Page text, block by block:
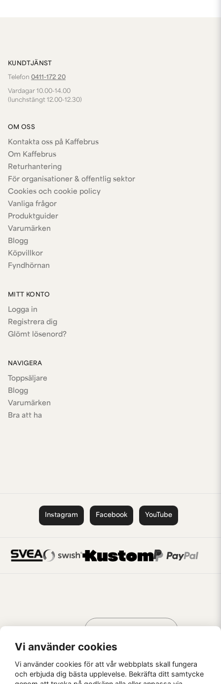
KUNDTJÄNST
Telefon 0411-172 20
Vardagar 10.00-14.00
(lunchstängt 12.00-12.30)
OM OSS
Kontakta oss på Kaffebrus
Om Kaffebrus
Returhantering
För organisationer & offentlig sektor
Cookies och cookie policy
Vanliga frågor
Produktguider
Varumärken
Blogg
Köpvillkor
Fyndhörnan
MITT KONTO
Logga in
Registrera dig
Glömt lösenord?
NAVIGERA
Toppsäljare
Blogg
Varumärken
Bra att ha
Instagram Facebook YouTube
AV KREATÖRER
Vi använder cookies
Vi använder cookies för att vår webbplats skall fungera
och erbjuda dig bästa upplevelse. Bekräfta ditt samtycke